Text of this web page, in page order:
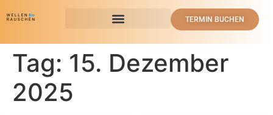
TERMIN BUCHEN
Tag: 15. Dezember
2025